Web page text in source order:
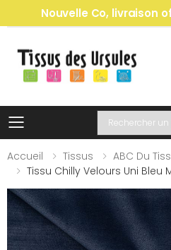
Nouvelle Co, livraison
Toggle mobile
Recherche
Accueil
Tissus ABC Du
Tissu Chilly Velours Uni Bleu